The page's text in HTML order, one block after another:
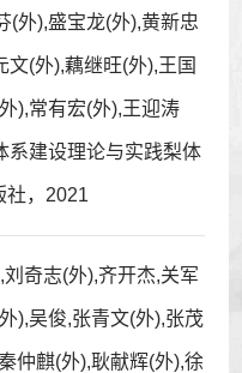
(外),盛宝龙(外),黄新忠
文(外),藕继旺(外),王国
),常有宏(外),王迎涛
系建设理论与实践梨体
社，2021
奇志(外),齐开杰,关军
),吴俊,张青文(外),张茂
仲麒(外),耿献辉(外),徐